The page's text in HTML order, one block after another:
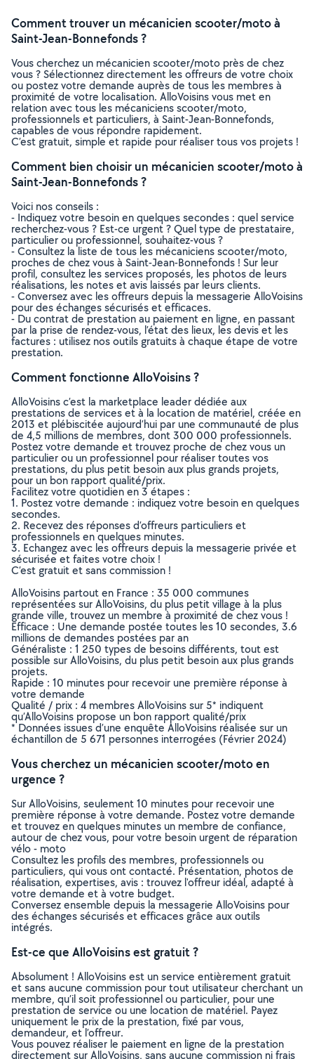
Comment trouver un mécanicien scooter/moto à
Saint-Jean-Bonnefonds ?
Vous cherchez un mécanicien scooter/moto près de chez
vous ? Sélectionnez directement les offreurs de votre choix
ou postez votre demande auprès de tous les membres à
proximité de votre localisation. AlloVoisins vous met en
relation avec tous les mécaniciens scooter/moto,
professionnels et particuliers, à Saint-Jean-Bonnefonds,
capables de vous répondre rapidement.
C’est gratuit, simple et rapide pour réaliser tous vos projets !
Comment bien choisir un mécanicien scooter/moto à
Saint-Jean-Bonnefonds ?
Voici nos conseils :
- Indiquez votre besoin en quelques secondes : quel service
recherchez-vous ? Est-ce urgent ? Quel type de prestataire,
particulier ou professionnel, souhaitez-vous ?
- Consultez la liste de tous les mécaniciens scooter/moto,
proches de chez vous à Saint-Jean-Bonnefonds ! Sur leur
profil, consultez les services proposés, les photos de leurs
réalisations, les notes et avis laissés par leurs clients.
- Conversez avec les offreurs depuis la messagerie AlloVoisins
pour des échanges sécurisés et efficaces.
- Du contrat de prestation au paiement en ligne, en passant
par la prise de rendez-vous, l’état des lieux, les devis et les
factures : utilisez nos outils gratuits à chaque étape de votre
prestation.
Comment fonctionne AlloVoisins ?
AlloVoisins c’est la marketplace leader dédiée aux
prestations de services et à la location de matériel, créée en
2013 et plébiscitée aujourd’hui par une communauté de plus
de 4,5 millions de membres, dont 300 000 professionnels.
Postez votre demande et trouvez proche de chez vous un
particulier ou un professionnel pour réaliser toutes vos
prestations, du plus petit besoin aux plus grands projets,
pour un bon rapport qualité/prix.
Facilitez votre quotidien en 3 étapes :
1. Postez votre demande : indiquez votre besoin en quelques
secondes.
2. Recevez des réponses d’offreurs particuliers et
professionnels en quelques minutes.
3. Echangez avec les offreurs depuis la messagerie privée et
sécurisée et faites votre choix !
C’est gratuit et sans commission !
AlloVoisins partout en France : 35 000 communes
représentées sur AlloVoisins, du plus petit village à la plus
grande ville, trouvez un membre à proximité de chez vous !
Efficace : Une demande postée toutes les 10 secondes, 3.6
millions de demandes postées par an
Généraliste : 1 250 types de besoins différents, tout est
possible sur AlloVoisins, du plus petit besoin aux plus grands
projets.
Rapide : 10 minutes pour recevoir une première réponse à
votre demande
Qualité / prix : 4 membres AlloVoisins sur 5* indiquent
qu’AlloVoisins propose un bon rapport qualité/prix
* Données issues d’une enquête AlloVoisins réalisée sur un
échantillon de 5 671 personnes interrogées (Février 2024)
Vous cherchez un mécanicien scooter/moto en
urgence ?
Sur AlloVoisins, seulement 10 minutes pour recevoir une
première réponse à votre demande. Postez votre demande
et trouvez en quelques minutes un membre de confiance,
autour de chez vous, pour votre besoin urgent de réparation
vélo - moto
Consultez les profils des membres, professionnels ou
particuliers, qui vous ont contacté. Présentation, photos de
réalisation, expertises, avis : trouvez l'offreur idéal, adapté à
votre demande et à votre budget.
Conversez ensemble depuis la messagerie AlloVoisins pour
des échanges sécurisés et efficaces grâce aux outils
intégrés.
Est-ce que AlloVoisins est gratuit ?
Absolument ! AlloVoisins est un service entièrement gratuit
et sans aucune commission pour tout utilisateur cherchant un
membre, qu’il soit professionnel ou particulier, pour une
prestation de service ou une location de matériel. Payez
uniquement le prix de la prestation, fixé par vous,
demandeur, et l’offreur.
Vous pouvez réaliser le paiement en ligne de la prestation
directement sur AlloVoisins, sans aucune commission ni frais